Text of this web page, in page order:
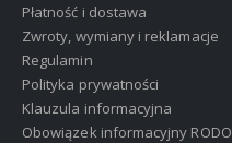
Płatność i dostawa
Zwroty, wymiany i reklamacje
Regulamin
Polityka prywatności
Klauzula informacyjna
Obowiązek informacyjny RODO